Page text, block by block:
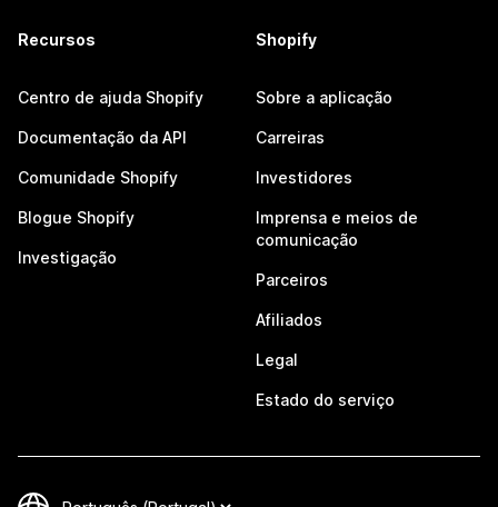
Recursos
Centro de ajuda Shopify
Documentação da API
Comunidade Shopify
Blogue Shopify
Investigação
Shopify
Sobre a aplicação
Carreiras
Investidores
Imprensa e meios de
comunicação
Parceiros
Afiliados
Legal
Estado do serviço